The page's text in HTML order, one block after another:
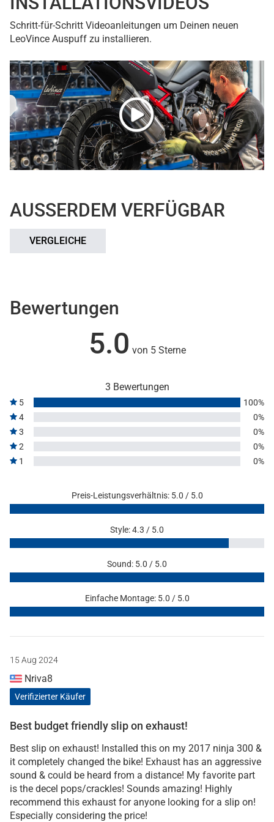
Schritt-für-Schritt Videoanleitungen um Deinen neuen
LeoVince Auspuff zu installieren.
AUSSERDEM VERFÜGBAR
VERGLEICHE
Bewertungen
5.0 von 5 Sterne
3 Bewertungen
5
100%
4
0%
3
0%
2
0%
1
0%
Preis-Leistungsverhältnis: 5.0 / 5.0
Style: 4.3 / 5.0
Sound: 5.0 / 5.0
Einfache Montage: 5.0 / 5.0
15 Aug 2024
Nriva8
Verifizierter Käufer
Best budget friendly slip on exhaust!
Best slip on exhaust! Installed this on my 2017 ninja 300 &
it completely changed the bike! Exhaust has an aggressive
sound & could be heard from a distance! My favorite part
is the decel pops/crackles! Sounds amazing! Highly
recommend this exhaust for anyone looking for a slip on!
Especially considering the price!